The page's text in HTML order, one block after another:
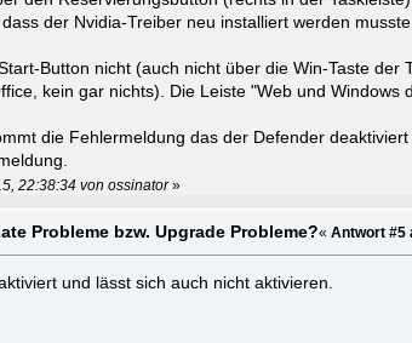
der Nvidia-Treiber neu installiert werden
Button nicht (auch nicht über die Win-Taste der
kein gar nichts). Die Leiste "Web und Windows
die Fehlermeldung das der Defender
22:38:34 von ossinator»
Probleme bzw. Upgrade Probleme?«Antwort #5
und lässt sich auch nicht aktivieren.